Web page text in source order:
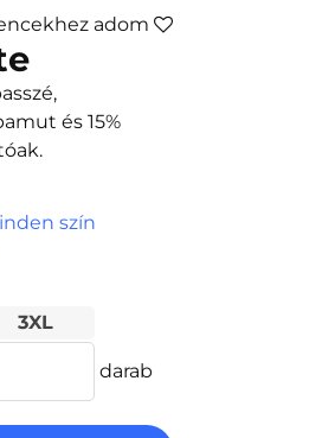
adom
és 15%
szín
3XL
darab